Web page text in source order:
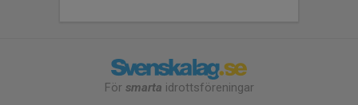
För smarta idrottsföreningar